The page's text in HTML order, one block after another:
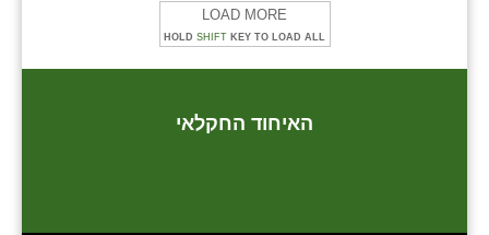
LOAD MORE
HOLD SHIFT KEY TO LOAD ALL
האיחוד החקלאי